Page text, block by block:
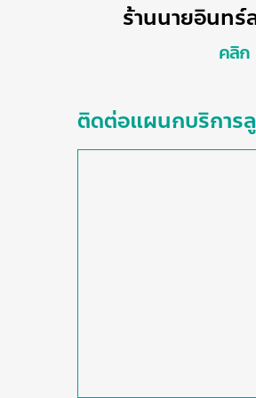
ร้านนายอินทร์
คลิก
ติดต่อแผนกบริการ